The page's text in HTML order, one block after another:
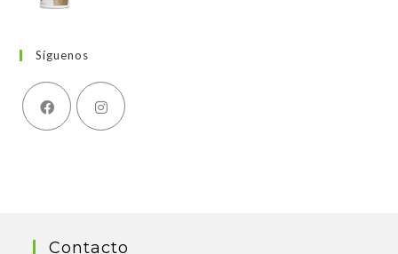
Síguenos
Contacto